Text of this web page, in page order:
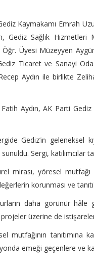
Kaymakamı Emrah
Gediz Sağlık
Öğr. Üyesi Müzeyyen
Ticaret ve Sanayi
Aydın ile birlikte
Aydın, AK Parti
Gediz’in
Sergi, katılımcılar
mirası, yöresel
korunması ve
daha görünür hâle
üzerine de
mutfağının
emeği geçenlere ve